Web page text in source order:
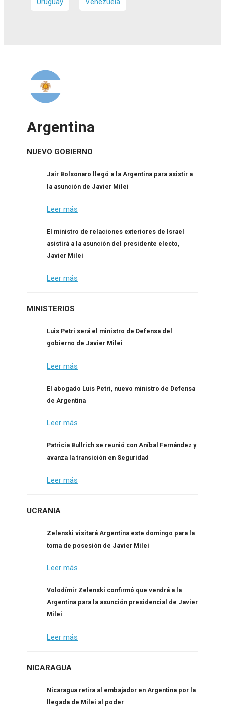
Argentina
NUEVO GOBIERNO
Jair Bolsonaro llegó a la Argentina para asistir a
la asunción de Javier Milei
Leer más
El ministro de relaciones exteriores de Israel
asistirá a la asunción del presidente electo,
Javier Milei
Leer más
MINISTERIOS
Luis Petri será el ministro de Defensa del
gobierno de Javier Milei
Leer más
El abogado Luis Petri, nuevo ministro de Defensa
de Argentina
Leer más
Patricia Bullrich se reunió con Aníbal Fernández y
avanza la transición en Seguridad
Leer más
UCRANIA
Zelenski visitará Argentina este domingo para la
toma de posesión de Javier Milei
Leer más
Volodímir Zelenski confirmó que vendrá a la
Argentina para la asunción presidencial de Javier
Milei
Leer más
NICARAGUA
Nicaragua retira al embajador en Argentina por la
llegada de Milei al poder